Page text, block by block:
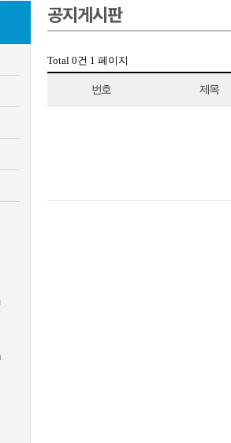
공지게시판
Total 0건 1 페이지
번호 제목